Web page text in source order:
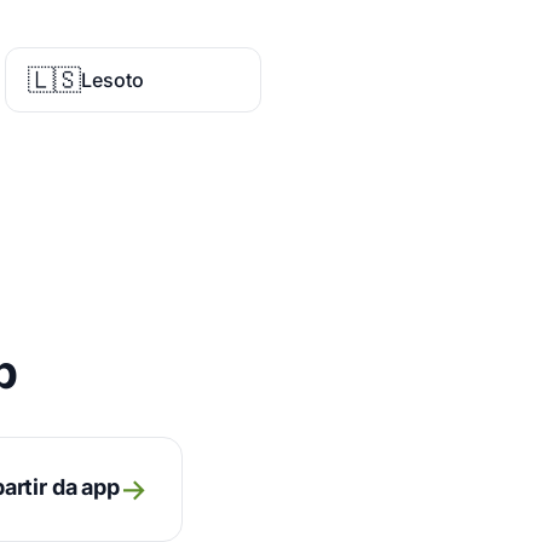
🇱🇸Lesoto
da app→